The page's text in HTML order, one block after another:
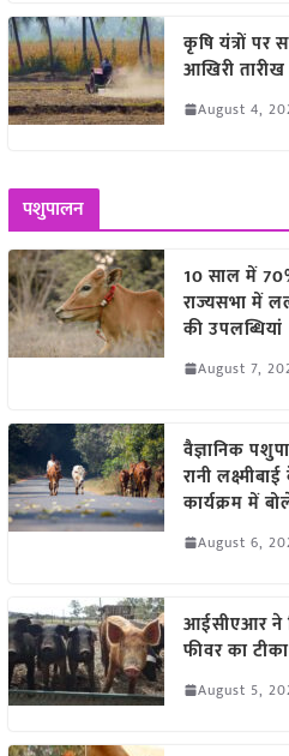
कृषि यंत्रों पर
आखिरी
August 4,
पशुपालन
10 साल में
राज्यसभा में
की उपलब्धियां
August 7,
वैज्ञानिक
रानी
कार्यक्रम में
August 6,
आईसीएआर ने
फीवर का टीका
August 5,